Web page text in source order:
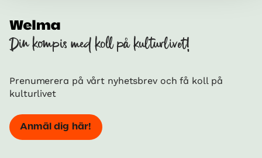
Din kompis med koll på kulturlivet!
Prenumerera på vårt nyhetsbrev och få koll på
kulturlivet
Anmäl dig här!